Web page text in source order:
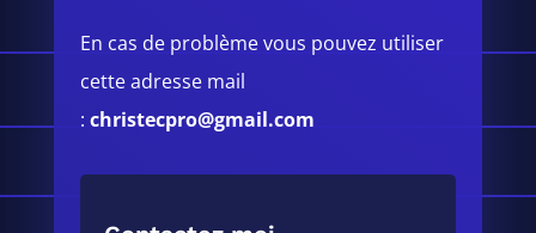
En cas de problème vous pouvez utiliser
cette adresse mail
:christecpro@gmail.com